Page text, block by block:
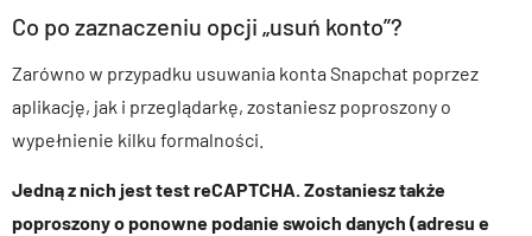
Co po zaznaczeniu opcji „usuń konto”?
Zarówno w przypadku usuwania konta Snapchat poprzez
aplikację, jak i przeglądarkę, zostaniesz poproszony o
wypełnienie kilku formalności.
Jedną z nich jest test reCAPTCHA. Zostaniesz także
poproszony o ponowne podanie swoich danych (adresu e